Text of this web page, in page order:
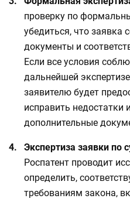
проверку по
убедиться, что заявка
документы и
Если все условия
дальнейшей
заявителю будет
исправить недостатки
дополнительные
Экспертиза заявки по
Роспатент проводит
определить,
требованиям закона,